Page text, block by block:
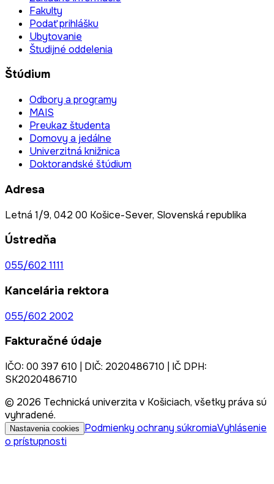
Fakulty
Podať prihlášku
Ubytovanie
Študijné oddelenia
Štúdium
Odbory a programy
MAIS
Preukaz študenta
Domovy a jedálne
Univerzitná knižnica
Doktorandské štúdium
Adresa
Letná 1/9, 042 00 Košice-Sever, Slovenská republika
Ústredňa
055/602 1111
Kancelária rektora
055/602 2002
Fakturačné údaje
IČO: 00 397 610 | DIČ: 2020486710 | IČ DPH:
SK2020486710
© 2026 Technická univerzita v Košiciach, všetky práva sú
vyhradené.
Nastavenia cookies Podmienky ochrany súkromiaVyhlásenie
o prístupnosti